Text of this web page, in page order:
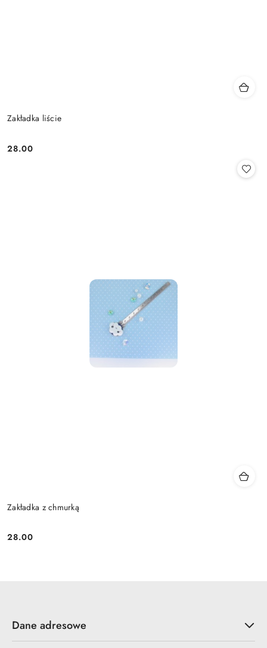
Zakładka liście
Cena:
28.00
Zakładka z chmurką
Cena:
28.00
Dane adresowe